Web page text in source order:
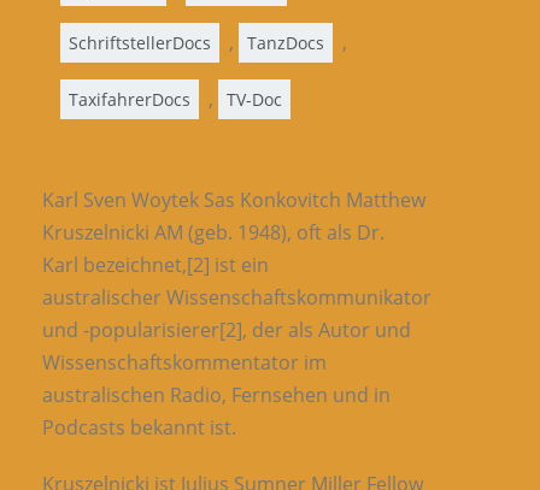
SchriftstellerDocs , TanzDocs ,
TaxifahrerDocs , TV-Doc
Karl Sven Woytek Sas Konkovitch Matthew
Kruszelnicki AM (geb. 1948), oft als Dr.
Karl bezeichnet,[2] ist ein
australischer Wissenschaftskommunikator
und -popularisierer[2], der als Autor und
Wissenschaftskommentator im
australischen Radio, Fernsehen und in
Podcasts bekannt ist.
Kruszelnicki ist Julius Sumner Miller Fellow